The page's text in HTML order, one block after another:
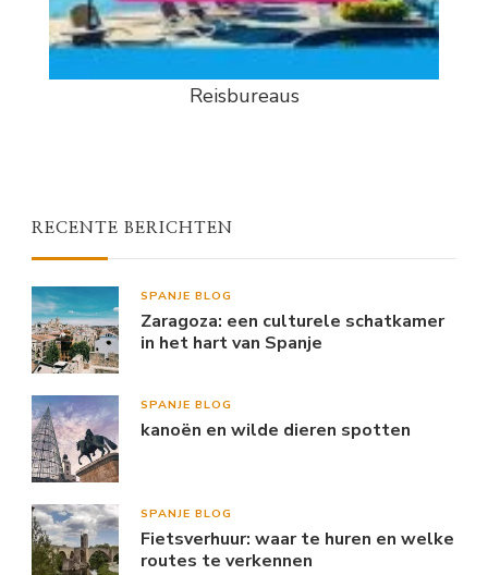
Reisbureaus
RECENTE BERICHTEN
SPANJE BLOG
Zaragoza: een culturele schatkamer
in het hart van Spanje
SPANJE BLOG
kanoën en wilde dieren spotten
SPANJE BLOG
Fietsverhuur: waar te huren en welke
routes te verkennen